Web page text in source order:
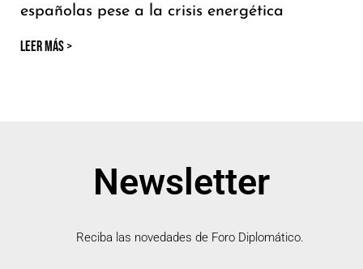
españolas pese a la crisis energética
LEER MÁS >
Newsletter
Reciba las novedades de Foro Diplomático.